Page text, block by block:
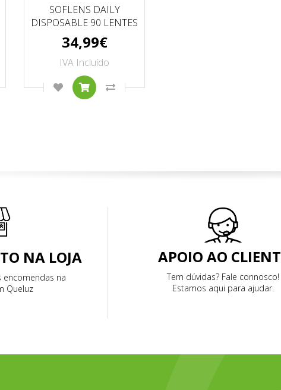
DE DESEJOS
ESTE PRODUTO
SOFLENS DAILY
DISPOSABLE 90 LENTES
34,99€
IVA Incluído
ADICIONAR À LISTA DE DESEJOS
COMPRARCOMPARAR ESTE PRODUTO
NA LOJA
encomendas na
Queluz
APOIO AO
Tem dúvidas? Fale connosco!
Estamos aqui para ajudar.